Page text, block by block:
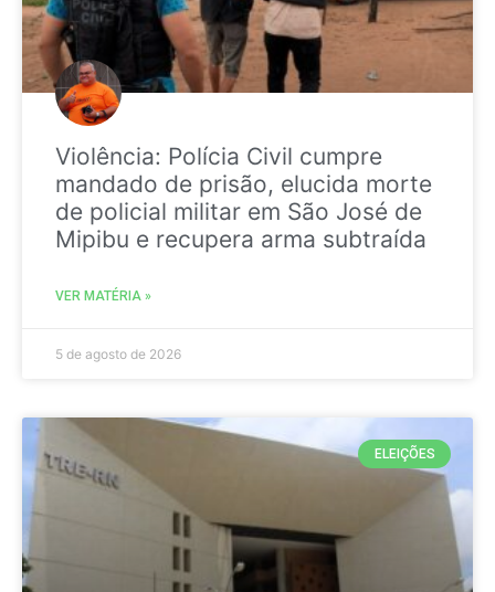
Violência: Polícia Civil cumpre
mandado de prisão, elucida morte
de policial militar em São José de
Mipibu e recupera arma subtraída
VER MATÉRIA »
5 de agosto de 2026
ELEIÇÕES